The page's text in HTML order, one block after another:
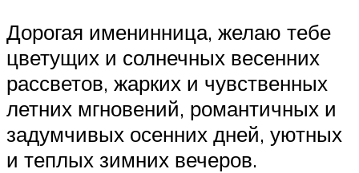
Дорогая именинница, желаю тебе
цветущих и солнечных весенних
рассветов, жарких и чувственных
летних мгновений, романтичных и
задумчивых осенних дней, уютных
и теплых зимних вечеров.